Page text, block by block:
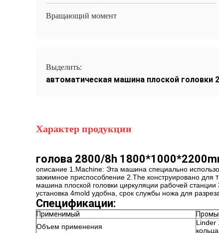
Вращающий момент
Выделить:
автоматическая машина плоской головки
Характер продукции
голова 2800/8h
описание 1.Machine: Эта машина специально
зажимное приспособление 2.The конструировано для
машина плоской головки циркуляции рабочей станции
установка 4mold удобна, срок службы ножа для
Спецификации:
Применимый
Объем применения
Linder
кольца